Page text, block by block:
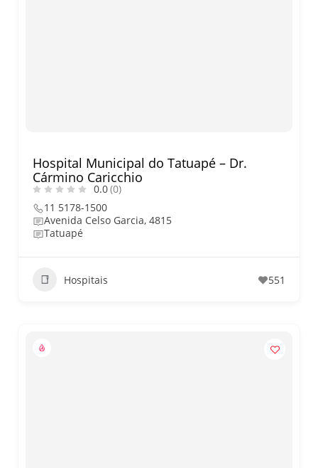
Hospital Municipal do Tatuapé – Dr.
Cármino Caricchio
0.0(0)
11 5178-1500
Avenida Celso Garcia, 4815
Tatuapé
Hospitais 551